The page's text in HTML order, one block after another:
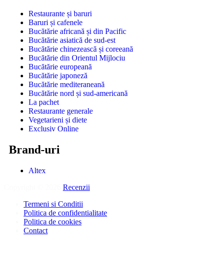
Restaurante și baruri
Baruri și cafenele
Bucătărie africană și din Pacific
Bucătărie asiatică de sud-est
Bucătărie chinezească și coreeană
Bucătărie din Orientul Mijlociu
Bucătărie europeană
Bucătărie japoneză
Bucătărie mediteraneană
Bucătărie nord și sud-americană
La pachet
Restaurante generale
Vegetarieni și diete
Exclusiv Online
Brand-uri
Altex
Recenzii
Termeni si Conditii
Politica de confidentialitate
Politica de cookies
Contact